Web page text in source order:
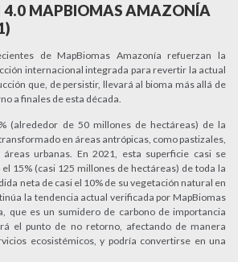
4.0 MAPBIOMAS AMAZONÍA
de MapBiomas Amazonía refuerzan la
internacional integrada para revertir la actual
que, de persistir, llevará al bioma más allá de
a finales de esta década.
(alrededor de 50 millones de hectáreas) de la
en áreas antrópicas, como pastizales,
urbanas. En 2021, esta superficie casi se
15% (casi 125 millones de hectáreas) de toda la
neta de casi el 10% de su vegetación natural en
la tendencia actual verificada por MapBiomas
que es un sumidero de carbono de importancia
el punto de no retorno, afectando de manera
ecosistémicos, y podría convertirse en una